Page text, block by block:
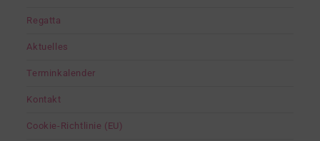
Regatta
Aktuelles
Terminkalender
Kontakt
Cookie-Richtlinie (EU)